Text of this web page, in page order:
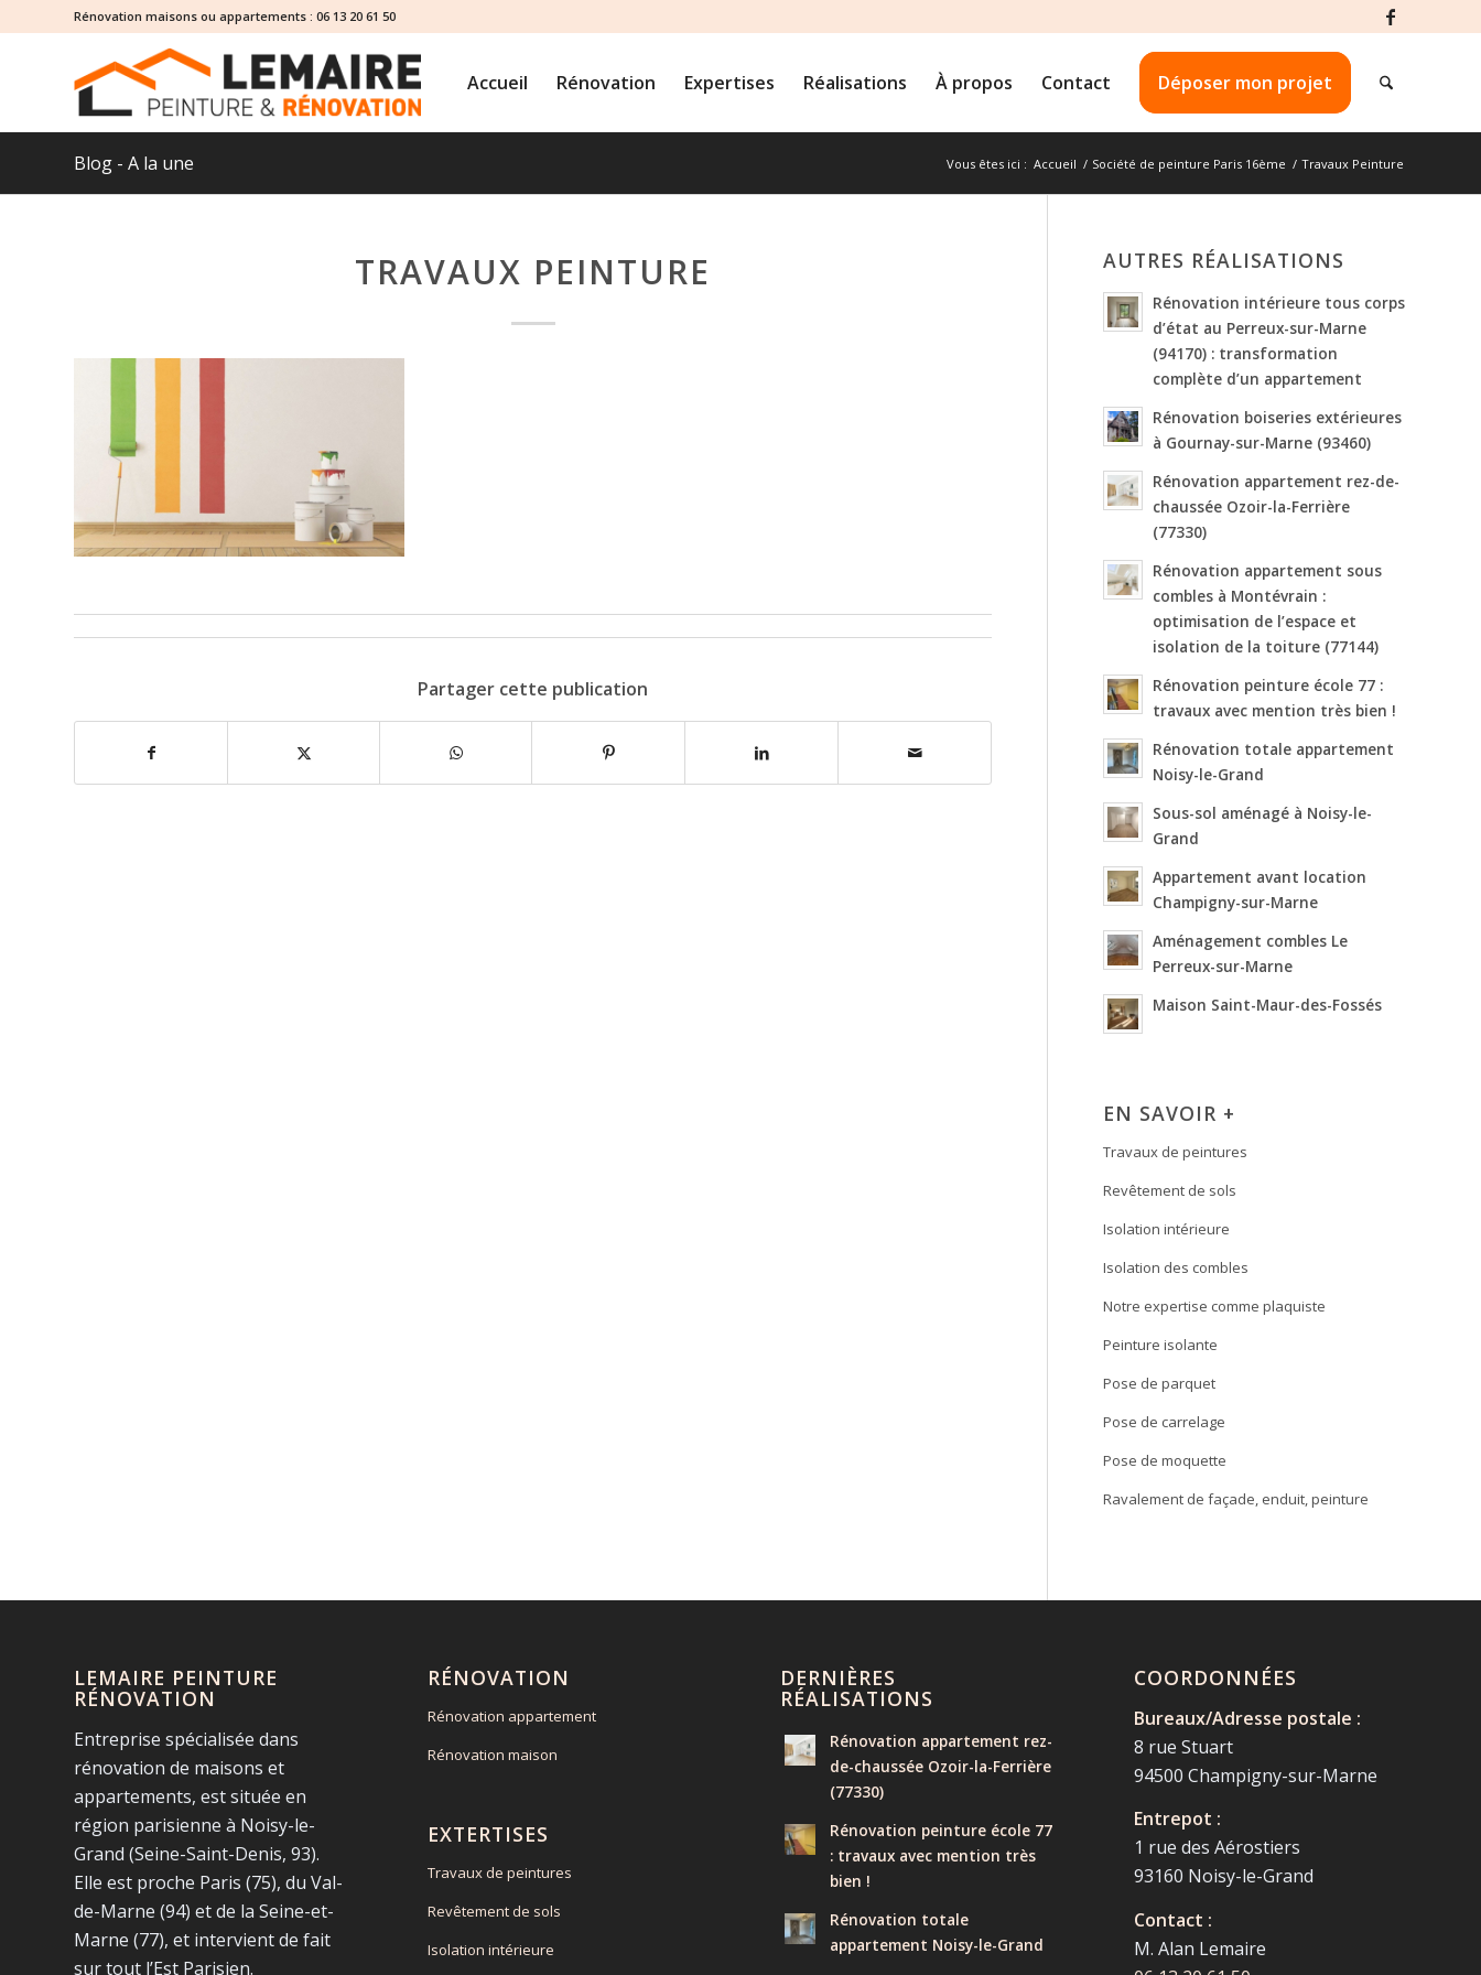
Rénovation maisons ou appartements : 06 13 20 61 50
Accueil Rénovation Expertises Réalisations À propos Contact Déposer mon projet
Blog - A la une Vous êtes ici : Accueil / Société de peinture Paris 16ème / Travaux Peinture
TRAVAUX PEINTURE
Partager cette publication
AUTRES RÉALISATIONS
Rénovation intérieure tous corps
d’état au Perreux-sur-Marne
(94170) : transformation
complète d’un appartement
Rénovation boiseries extérieures
à Gournay-sur-Marne (93460)
Rénovation appartement rez-de-
chaussée Ozoir-la-Ferrière
(77330)
Rénovation appartement sous
combles à Montévrain :
optimisation de l’espace et
isolation de la toiture (77144)
Rénovation peinture école 77 :
travaux avec mention très bien !
Rénovation totale appartement
Noisy-le-Grand
Sous-sol aménagé à Noisy-le-
Grand
Appartement avant location
Champigny-sur-Marne
Aménagement combles Le
Perreux-sur-Marne
Maison Saint-Maur-des-Fossés
EN SAVOIR +
Travaux de peintures
Revêtement de sols
Isolation intérieure
Isolation des combles
Notre expertise comme plaquiste
Peinture isolante
Pose de parquet
Pose de carrelage
Pose de moquette
Ravalement de façade, enduit, peinture
LEMAIRE PEINTURE
RÉNOVATION
Entreprise spécialisée dans
rénovation de maisons et
appartements, est située en
région parisienne à Noisy-le-
Grand (Seine-Saint-Denis, 93).
Elle est proche Paris (75), du Val-
de-Marne (94) et de la Seine-et-
Marne (77), et intervient de fait
sur tout l’Est Parisien.
RÉNOVATION
Rénovation appartement
Rénovation maison
EXTERTISES
Travaux de peintures
Revêtement de sols
Isolation intérieure
DERNIÈRES
RÉALISATIONS
Rénovation appartement rez-
de-chaussée Ozoir-la-Ferrière
(77330)
Rénovation peinture école 77
: travaux avec mention très
bien !
Rénovation totale
appartement Noisy-le-Grand
COORDONNÉES
Bureaux/Adresse postale :
8 rue Stuart
94500 Champigny-sur-Marne
Entrepot :
1 rue des Aérostiers
93160 Noisy-le-Grand
Contact :
M. Alan Lemaire